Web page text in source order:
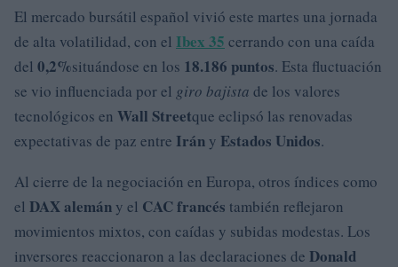
El mercado bursátil español vivió este martes una jornada
de alta volatilidad, con el Ibex 35 cerrando con una caída
del 0,2%situándose en los 18.186 puntos. Esta fluctuación
se vio influenciada por el giro bajista de los valores
tecnológicos en Wall Streetque eclipsó las renovadas
expectativas de paz entre Irán y Estados Unidos.
Al cierre de la negociación en Europa, otros índices como
el DAX alemán y el CAC francés también reflejaron
movimientos mixtos, con caídas y subidas modestas. Los
inversores reaccionaron a las declaraciones de Donald